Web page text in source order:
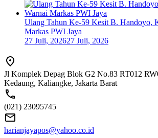
Ulang Tahun Ke-59 Kesit B. Handoyo,
Markas PWI Jaya
27 Juli, 202627 Juli, 2026
Jl Komplek Depag Blok G2 No.83 RT012
Kedaung, Kaliangke, Jakarta Barat
(021) 23095745
harianjayapos@yahoo.co.id